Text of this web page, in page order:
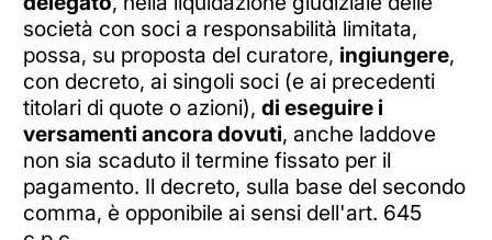
società con soci a responsabilità limitata,
possa, su proposta del curatore, ingiungere,
con decreto, ai singoli soci (e ai precedenti
titolari di quote o azioni), di eseguire i
versamenti ancora dovuti, anche laddove
non sia scaduto il termine fissato per il
pagamento. Il decreto, sulla base del secondo
comma, è opponibile ai sensi dell'art. 645